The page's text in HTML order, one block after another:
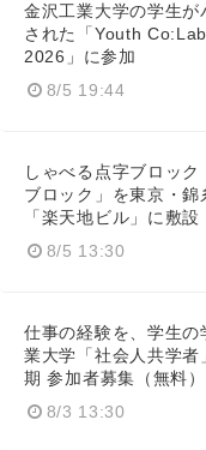
金沢工業大学の学生が
された「Youth
2026」に参加
8/5 19:44
しゃべる点字ブロッ
ブロック」を東京・錦
「楽天地ビル」に敷設
8/5 13:30
仕事の経験を、学生の
業大学「社会人共学
期 参加者募集（無料）
8/3 13:30